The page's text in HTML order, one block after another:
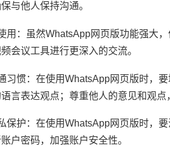
与他人保持沟通。
用：虽然WhatsApp网页版功能强大
会议工具进行更深入的交流。
习惯：在使用WhatsApp网页版时，
言表达观点；尊重他人的意见和观点
保护：在使用WhatsApp网页版时，
户密码，加强账户安全性。